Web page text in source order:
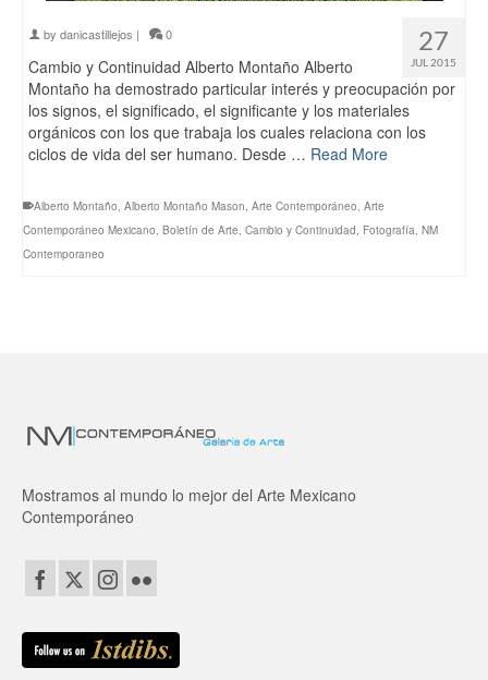
27
JUL 2015
by danicastillejos | 0
Cambio y Continuidad Alberto Montaño Alberto
Montaño ha demostrado particular interés y preocupación por
los signos, el significado, el significante y los materiales
orgánicos con los que trabaja los cuales relaciona con los
ciclos de vida del ser humano. Desde … Read More
Alberto Montaño, Alberto Montaño Mason, Arte Contemporáneo, Arte
Contemporáneo Mexicano, Boletín de Arte, Cambio y Continuidad, Fotografía, NM
Contemporaneo
Mostramos al mundo lo mejor del Arte Mexicano
Contemporáneo